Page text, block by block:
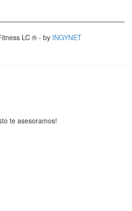
LC ® - by INGYNET
te asesoramos!